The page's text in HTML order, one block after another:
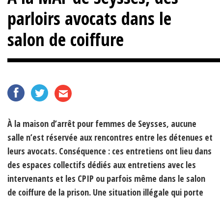
parloirs avocats dans le
salon de coiffure
À la maison d’arrêt pour femmes de Seysses, aucune
salle n’est réservée aux rencontres entre les détenues et
leurs avocats. Conséquence : ces entretiens ont lieu dans
des espaces collectifs dédiés aux entretiens avec les
intervenants et les CPIP ou parfois même dans le salon
de coiffure de la prison. Une situation illégale qui porte